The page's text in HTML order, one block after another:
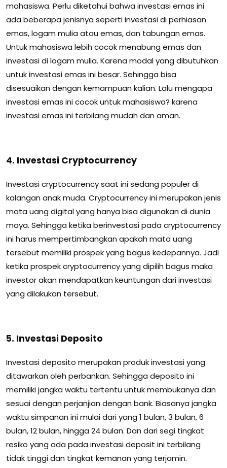
mahasiswa. Perlu diketahui bahwa investasi emas ini
ada beberapa jenisnya seperti investasi di perhiasan
emas, logam mulia atau emas, dan tabungan emas.
Untuk mahasiswa lebih cocok menabung emas dan
investasi di logam mulia. Karena modal yang dibutuhkan
untuk investasi emas ini besar. Sehingga bisa
disesuaikan dengan kemampuan kalian. Lalu mengapa
investasi emas ini cocok untuk mahasiswa? karena
investasi emas ini terbilang mudah dan aman.
4. Investasi Cryptocurrency
Investasi cryptocurrency saat ini sedang populer di
kalangan anak muda. Cryptocurrency ini merupakan jenis
mata uang digital yang hanya bisa digunakan di dunia
maya. Sehingga ketika berinvestasi pada cryptocurrency
ini harus mempertimbangkan apakah mata uang
tersebut memiliki prospek yang bagus kedepannya. Jadi
ketika prospek cryptocurrency yang dipilih bagus maka
investor akan mendapatkan keuntungan dari investasi
yang dilakukan tersebut.
5. Investasi Deposito
Investasi deposito merupakan produk investasi yang
ditawarkan oleh perbankan. Sehingga deposito ini
memiliki jangka waktu tertentu untuk membukanya dan
sesuai dengan perjanjian dengan bank. Biasanya jangka
waktu simpanan ini mulai dari yang 1 bulan, 3 bulan, 6
bulan, 12 bulan, hingga 24 bulan. Dan dari segi tingkat
resiko yang ada pada investasi deposit ini terbilang
tidak tinggi dan tingkat kemanan yang terjamin.